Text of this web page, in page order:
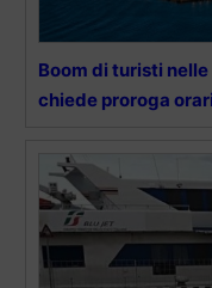
Boom di turisti
chiede proroga